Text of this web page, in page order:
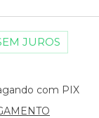
JUROS
com PIX